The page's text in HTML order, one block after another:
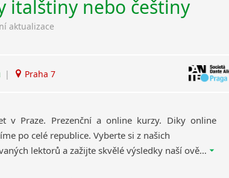
italštiny nebo češtiny
aktualizace
| Praha 7
v Praze. Prezenční a online kurzy. Diky online
po celé republice. Vyberte si z našich
kvalifikovaných lektorů a zažijte skvělé výsledky naší ověřené výukové metody, díky které se naučíte jazyk efektivně, rychle a zábavnou formou.